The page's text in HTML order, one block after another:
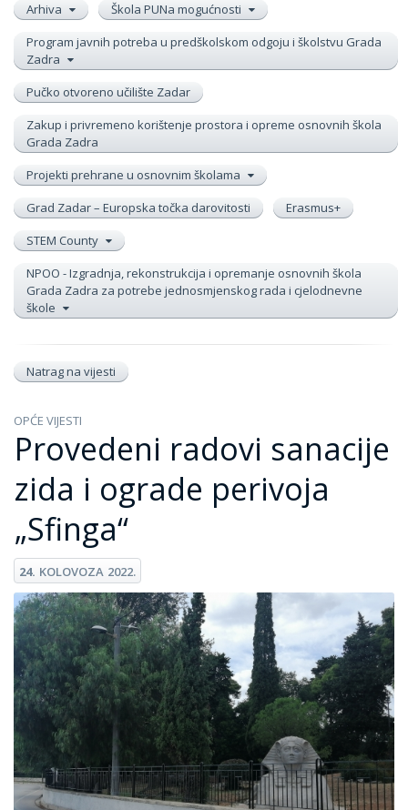
Arhiva
Škola PUNa mogućnosti
Program javnih potreba u predškolskom odgoju i školstvu Grada
Zadra
Pučko otvoreno učilište Zadar
Zakup i privremeno korištenje prostora i opreme osnovnih škola
Grada Zadra
Projekti prehrane u osnovnim školama
Grad Zadar – Europska točka darovitosti
Erasmus+
STEM County
NPOO - Izgradnja, rekonstrukcija i opremanje osnovnih škola
Grada Zadra za potrebe jednosmjenskog rada i cjelodnevne
škole
Natrag na vijesti
OPĆE VIJESTI
Provedeni radovi sanacije
zida i ograde perivoja
„Sfinga“
24. KOLOVOZA 2022.